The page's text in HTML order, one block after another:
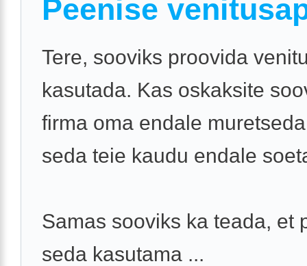
Peenise
Tere, sooviks proovida
kasutada. Kas oskaksite
firma oma endale
seda teie kaudu endale
Samas sooviks ka teada, et
seda kasutama ...